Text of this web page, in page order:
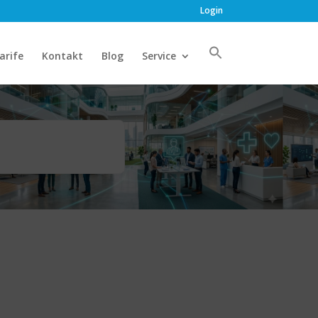
Login
Kontakt Blog Service